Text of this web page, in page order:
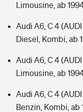
Limousine, ab
Audi A6, C 4
Diesel, Kombi, ab
Audi A6, C 4
Limousine, ab
Audi A6, C 4
Benzin, Kombi, ab